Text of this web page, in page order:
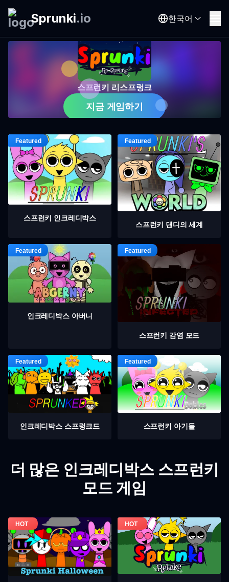
Sprunki.io 한국어
스프런키 리스프렁크
지금 게임하기
스프런키 인크레디박스
스프런키 댄디의 세계
인크레디박스 아버니
스프런키 감염 모드
인크레디박스 스프렁크드 스프런키 아기들
더 많은 인크레디박스 스프런키
모드 게임